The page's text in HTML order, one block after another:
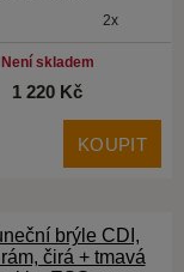
2x
Není skladem
1 220 Kč
KOUPIT